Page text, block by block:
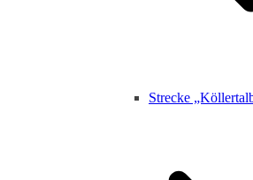
Strecke